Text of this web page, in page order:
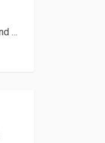
Anastrozol und Zahngesundheit: Was Patienten wissen sollten